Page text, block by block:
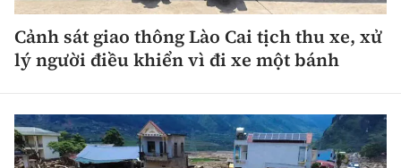
Cảnh sát giao thông Lào Cai tịch thu xe, xử
lý người điều khiển vì đi xe một bánh